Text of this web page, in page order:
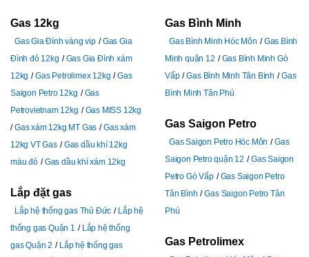
Gas 12kg
Gas Gia Đình vàng vip
Gas Gia
Đình đỏ 12kg
Gas Gia Đình xám
12kg
Gas Petrolimex 12kg
Gas
Saigon Petro 12kg
Gas
Petrovietnam 12kg
Gas MISS 12kg
Gas xám 12kg MT Gas
Gas xám
12kg VT Gas
Gas dầu khí 12kg
màu đỏ
Gas dầu khí xám 12kg
Lắp đặt gas
Lắp hệ thống gas Thủ Đức
Lắp hệ
thống gas Quận 1
Lắp hệ thống
gas Quận 2
Lắp hệ thống gas
Gas Bình Minh
Gas Bình Minh Hóc Môn
Gas Bình
Minh quận 12
Gas Bình Minh Gò
Vấp
Gas Bình Minh Tân Bình
Gas
Bình Minh Tân Phú
Gas Saigon Petro
Gas Saigon Petro Hóc Môn
Gas
Saigon Petro quận 12
Gas Saigon
Petro Gò Vấp
Gas Saigon Petro
Tân Bình
Gas Saigon Petro Tân
Phú
Gas Petrolimex